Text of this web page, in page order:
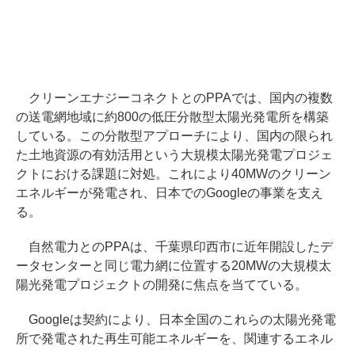
クリーンエナジーコネクトとのPPAでは、国内の複数
の送電網地域に約800の低圧分散型太陽光発電所を構築
している。この分散型アプローチにより、国内の限られ
た土地資源の有効活用という大規模太陽光発電プロジェ
クトにおける課題に対処。これにより40MWのクリーン
エネルギーが発電され、日本でのGoogleの事業を支え
る。
自然電力とのPPAは、千葉県印西市に近年開設したデ
ータセンターと同じ電力網に位置する20MWの大規模太
陽光発電プロジェクトの開発に焦点を当てている。
Googleは契約により、日本全国のこれらの太陽光発電
所で発電された再生可能エネルギーを、関連するエネル